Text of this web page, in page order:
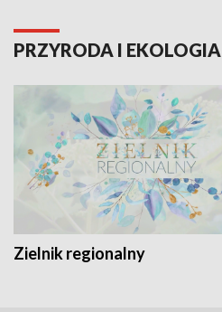
PRZYRODA I EKOLOGIA
Zielnik regionalny